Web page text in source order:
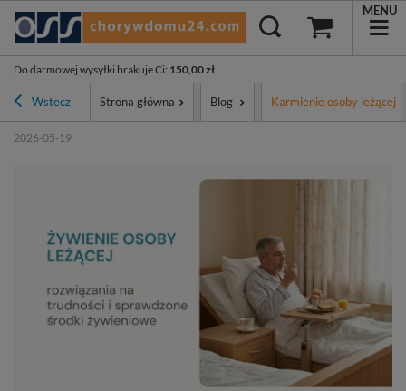
Do darmowej wysyłki brakuje Ci: 150,00 zł
MENU
Wstecz Strona główna Blog Karmienie osoby leżącej
2026-05-19